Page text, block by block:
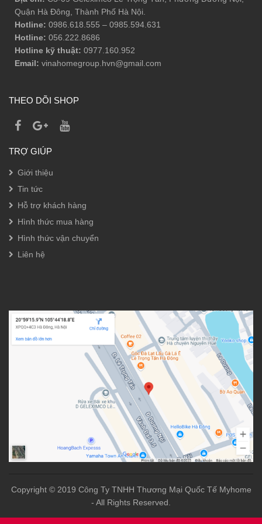
Quận Hà Đông, Thành Phố Hà Nội.
Hotline: 0986.618.555 – 0985.594.631
Hotline: 056.222.8686
Hotline kỹ thuật: 0977.160.952
Email: vinahomegroup.hvn@gmail.com
THEO DÕI SHOP
TRỢ GIÚP
Giới thiệu
Tin tức
Hỗ trợ khách hàng
Hình thức mua hàng
Hình thức vận chuyển
Liên hệ
Copyright © 2019 Công Ty TNHH Thương Mại Quốc Tế Myhome
- All Rights Reserved.